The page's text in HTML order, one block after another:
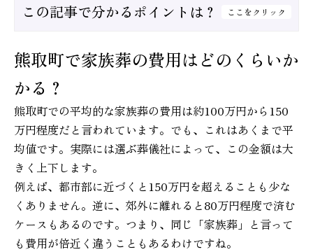
この記事で分かるポイントは？ ここをクリック
熊取町で家族葬の費用はどのくらいか
かる？
熊取町での平均的な家族葬の費用は約100万円から150
万円程度だと言われています。でも、これはあくまで平
均値です。実際には選ぶ葬儀社によって、この金額は大
きく上下します。
例えば、都市部に近づくと150万円を超えることも少な
くありません。逆に、郊外に離れると80万円程度で済む
ケースもあるのです。つまり、同じ「家族葬」と言って
も費用が倍近く違うこともあるわけですね。